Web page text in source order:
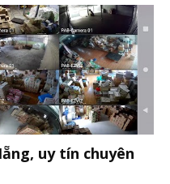
uy tín chuyên